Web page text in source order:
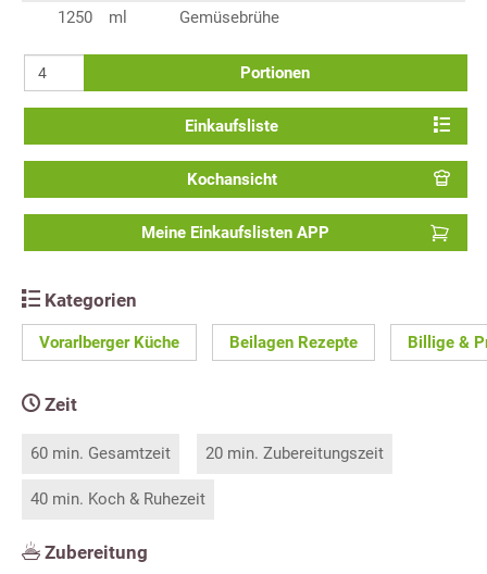
1250
ml Gemüsebrühe
Portionen
Einkaufsliste
Kochansicht
Meine Einkaufslisten APP
Kategorien
Vorarlberger Küche Beilagen Rezepte Billige &
Zeit
60 min. Gesamtzeit 20 min. Zubereitungszeit
40 min. Koch & Ruhezeit
Zubereitung